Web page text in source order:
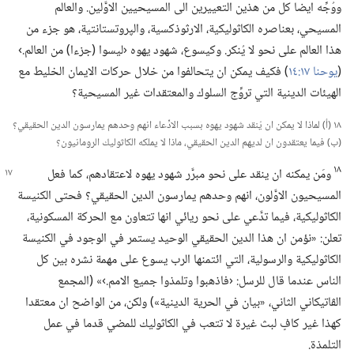
ووُجِّه ايضا كل من هذين التعييرين الى المسيحيين الاوَّلين.‏ والعالم
المسيحي،‏ بعناصره الكاثوليكية،‏ الارثوذكسية،‏ والپروتستانتية،‏ هو جزء من
هذا العالم على نحو لا يُنكر.‏ وكيسوع،‏ شهود يهوه ‹ليسوا (‏جزءا)‏ من العالم.‏›
(‏يوحنا ١٧:‏١٤
‏)‏ فكيف يمكن ان يتحالفوا من خلال حركات الايمان الخليط مع
الهيئات الدينية التي تروِّج السلوك والمعتقدات غير المسيحية؟‏
١٨ (‏أ)‏ لماذا لا يمكن ان يُنقد شهود يهوه بسبب الادِّعاء انهم وحدهم يمارسون الدين الحقيقي؟‏
(‏ب)‏ فيما يعتقدون ان لديهم الدين الحقيقي،‏ ماذا لا يملكه الكاثوليك الرومانيون؟‏
١٨ومَن يمكنه ان ينقد على نحو مبرَّر شهود يهوه لاعتقادهم،‏ كما فعل
المسيحيون الاوَّلون،‏ انهم وحدهم يمارسون الدين الحقيقي؟‏ فحتى الكنيسة
الكاثوليكية،‏ فيما تدَّعي على نحو ريائي انها تتعاون مع الحركة المسكونية،‏
تعلن:‏ «نؤمن ان هذا الدين الحقيقي الوحيد يستمر في الوجود في الكنيسة
الكاثوليكية والرسولية،‏ التي ائتمنها الرب يسوع على مهمة نشره بين كل
الناس عندما قال للرسل:‏ ‹فاذهبوا وتلمذوا جميع الامم.‏›» (‏المجمع
الڤاتيكاني الثاني،‏ «بيان في الحرية الدينية»)‏ ولكن،‏ من الواضح ان معتقدا
كهذا غير كافٍ لبث غيرة لا تتعب في الكاثوليك للمضي قدما في عمل
التلمذة.‏